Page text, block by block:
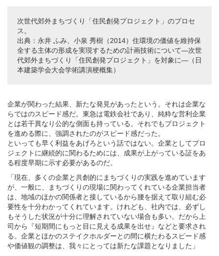
次世代郊外まちづくり「住民創発プロジェクト」のプロセ
ス。
出典：永井 ふみ、小泉 秀樹（2014）住環境の価値を維持保
全する主体の形成を実現するための計画技術について―次世
代郊外まちづくり「住民創発プロジェクト」を対象に―（日
本建築学会大会学術講演梗概集）
企業が関わった結果、新たな発見があったという。それは企業な
らではのスピード感だ。東急は電鉄会社であり、純粋な営利企業
とは若干異なり公的な側面も持っている。それでもプロジェクト
を進める際に、強調されたのがスピード感だった。
といっても早く利益をあげろという話ではない。企業としてプロ
ジェクトに継続的に関わるためには、成果が上がっている証をあ
る程度早期に示す必要があるのだ。
「現在、多くの企業と共創的にまちづくりの実践を進めています
が、一般に、まちづくりの現場に関わってくれている企業担当者
は、地域のほかの関係者と接しているから腰を据えて取り組む必
要性を十分わかってくれています。けれども、社内では、必ずし
もそうした状況が十分に理解されていない場合も多い。だから上
司から『短期間にもっと目に見える成果を出せ』などと要求され
る。企業とほかのステイクホルダーとの間に横たわるスピード感
や価値観の調整は、我々にとっては新たな課題となりました」